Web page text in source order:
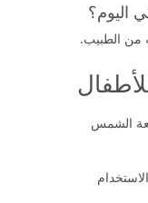
اليوم؟
من الطبيب.
الشمس